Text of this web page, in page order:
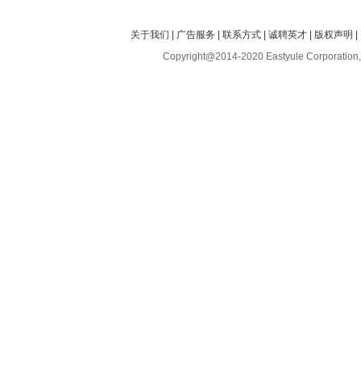
关于我们 广告服务 |联系方式 |诚聘英才 版权声明
Copyright@2014-2020 Eastyule